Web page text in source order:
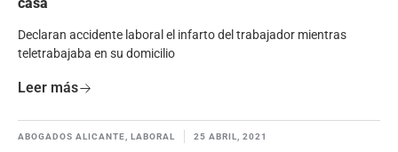
Declaran accidente laboral el infarto del trabajador mientras
teletrabajaba en su domicilio
Leer más
ABOGADOS ALICANTE LABORAL 25 ABRIL, 2021